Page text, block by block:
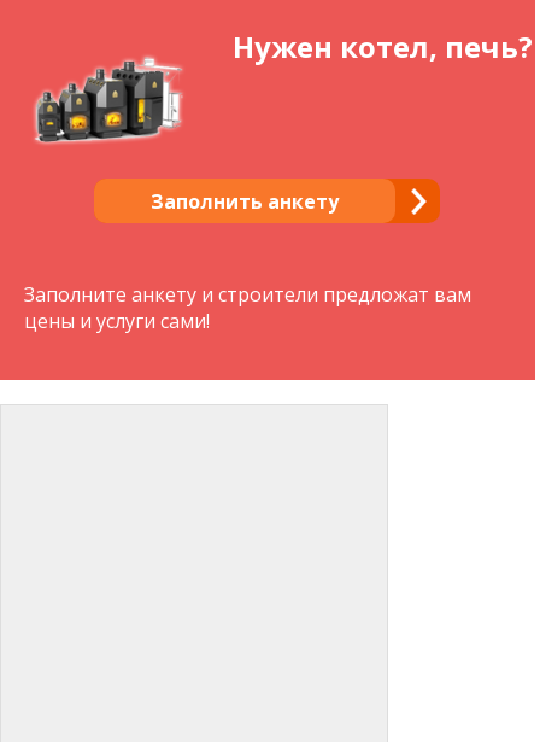
Нужен котел, печь?
Заполнить анкету
Заполните анкету и строители предложат вам
цены и услуги сами!